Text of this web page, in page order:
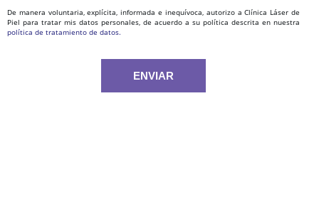
De manera voluntaria, explícita, informada e inequívoca, autorizo a Clínica Láser de
Piel para tratar mis datos personales, de acuerdo a su política descrita en nuestra
política de tratamiento de datos.